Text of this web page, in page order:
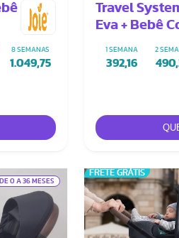
8 SEMANAS
1.049,75
Travel
Eva + Bebê
1 SEMANA
392,16
2
DE 0 A 36 MESES
FRETE GRÁTIS